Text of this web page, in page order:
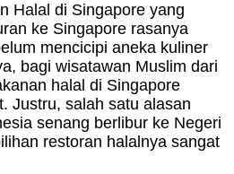
Halal di Singapore yang
ke Singapore rasanya
mencicipi aneka kuliner
bagi wisatawan Muslim dari
halal di Singapore
Justru, salah satu alasan
senang berlibur ke Negeri
restoran halalnya sangat